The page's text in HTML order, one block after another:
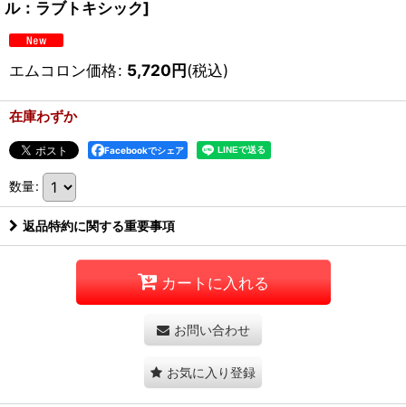
ル：ラブトキシック]
エムコロン価格: 5,720円(税込)
在庫わずか
Facebookでシェア
数量:
返品特約に関する重要事項
カートに入れる
お問い合わせ
お気に入り登録